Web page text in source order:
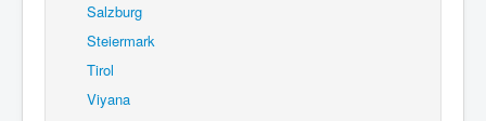
Salzburg
Steiermark
Tirol
Viyana